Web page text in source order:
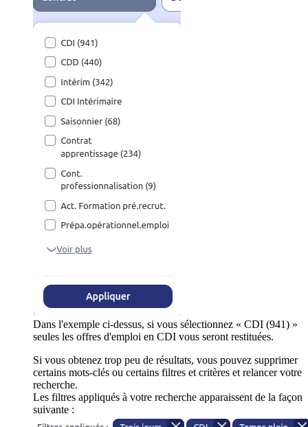
Dans l'exemple ci-dessus, si vous sélectionnez « CDI (941) »
seules les offres d'emploi en CDI vous seront restituées.
Si vous obtenez trop peu de résultats, vous pouvez supprimer
certains mots-clés ou certains filtres et critères et relancer votre
recherche.
Les filtres appliqués à votre recherche apparaissent de la façon
suivante :